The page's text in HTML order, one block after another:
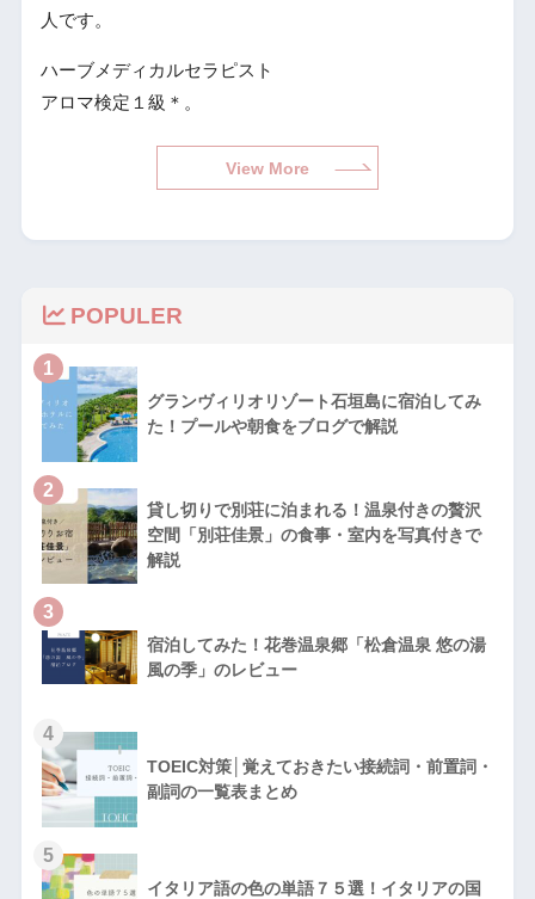
人です。
ハーブメディカルセラピスト
アロマ検定１級＊。
View More
POPULER
1
グランヴィリオリゾート石垣島に宿泊してみ
た！プールや朝食をブログで解説
2
貸し切りで別荘に泊まれる！温泉付きの贅沢
空間「別荘佳景」の食事・室内を写真付きで
解説
3
宿泊してみた！花巻温泉郷「松倉温泉 悠の湯
風の季」のレビュー
4
TOEIC対策│覚えておきたい接続詞・前置詞・
副詞の一覧表まとめ
5
イタリア語の色の単語７５選！イタリアの国